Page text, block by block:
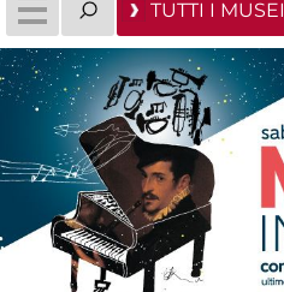
TUTTI I MUSEI